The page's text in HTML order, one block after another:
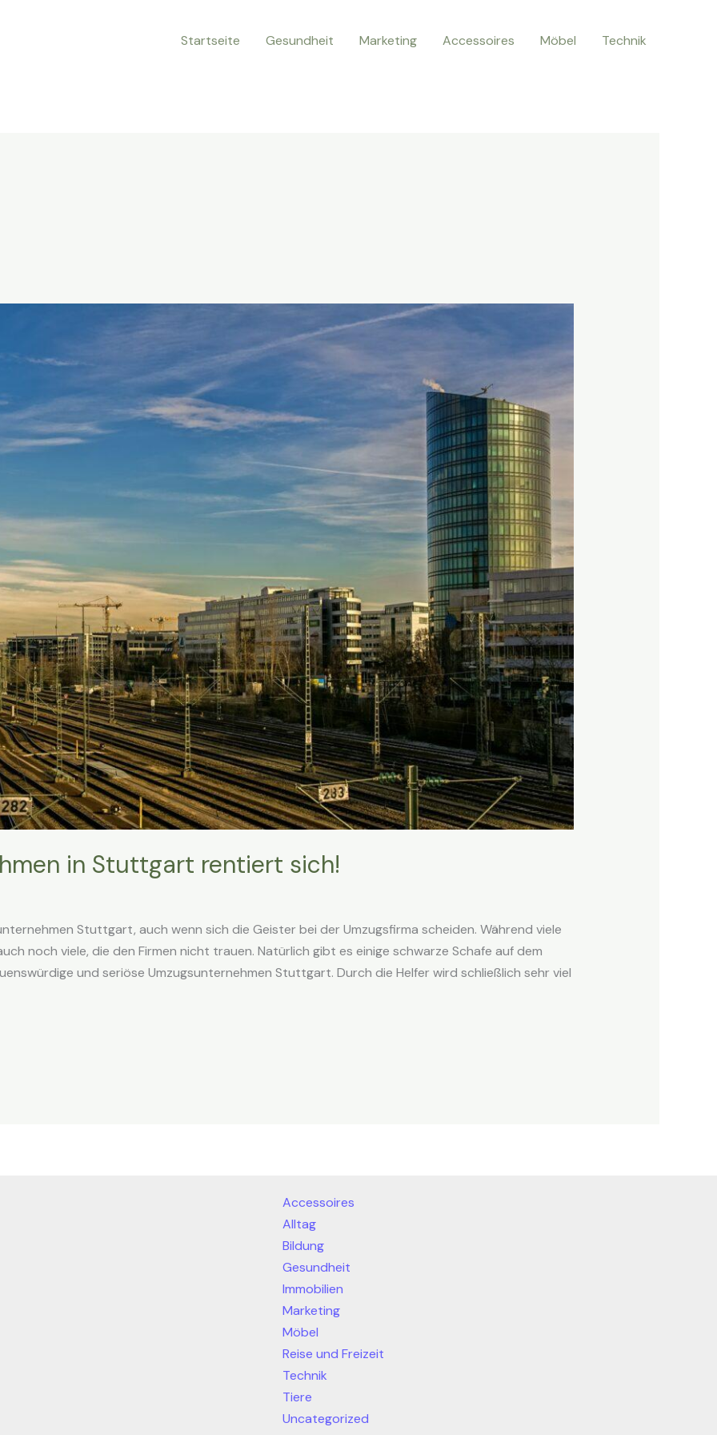
Startseite Gesundheit Marketing Accessoires Möbel Technik
in Stuttgart rentiert sich!
Stuttgart, auch wenn sich die Geister bei der Umzugsfirma scheiden. Während viele
noch viele, die den Firmen nicht trauen. Natürlich gibt es einige schwarze Schafe auf dem
und seriöse Umzugsunternehmen Stuttgart. Durch die Helfer wird schließlich sehr viel
Accessoires
Alltag
Bildung
Gesundheit
Immobilien
Marketing
Möbel
Reise und Freizeit
Technik
Tiere
Uncategorized